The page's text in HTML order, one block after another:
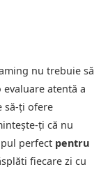
nu trebuie să
atentă a
să-ți ofere
ți că nu
perfect pentru
fiecare zi cu